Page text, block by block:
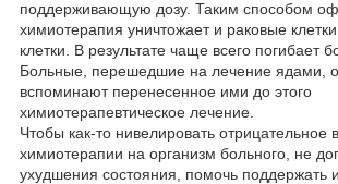
поддерживающую дозу. Таким способом
химиотерапия уничтожает и раковые
клетки. В результате чаще всего погибает
Больные, перешедшие на лечение ядами,
вспоминают перенесенное ими до этого
химиотерапевтическое лечение.
Чтобы как-то нивелировать отрицательное
химиотерапии на организм больного, не
ухудшения состояния, помочь поддержать